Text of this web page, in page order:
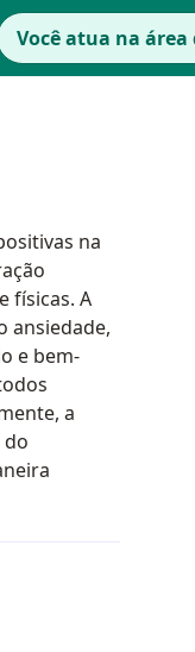
Você atua na área
na
físicas. A
ansiedade,
e bem-
a‬
do